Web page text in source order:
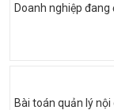
Doanh nghiệp đang
Bài toán quản lý nội